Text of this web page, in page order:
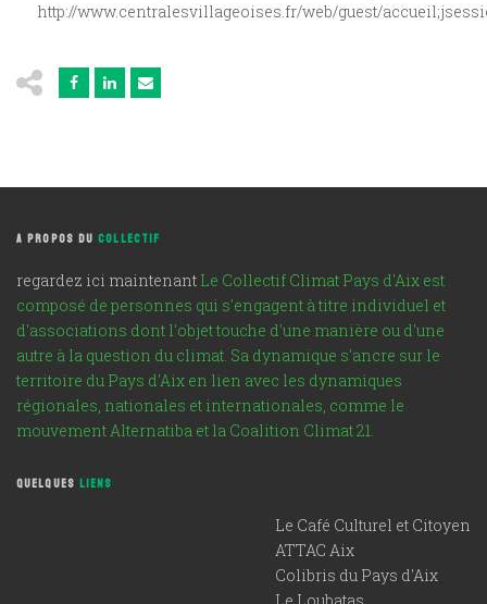
http://www.centralesvillageoises.fr/web/guest/
A PROPOS DUCOLLECTIF
regardez ici maintenant Le Collectif Climat Pays d'Aix est
composé de personnes qui s'engagent à titre individuel et
d'associations dont l'objet touche d'une manière ou d'une
autre à la question du climat. Sa dynamique s'ancre sur le
territoire du Pays d'Aix en lien avec les dynamiques
régionales, nationales et internationales, comme le
mouvement Alternatiba et la Coalition Climat 21.
QUELQUES LIENS
Le Café Culturel et Citoyen
ATTAC Aix
Colibris du Pays d'Aix